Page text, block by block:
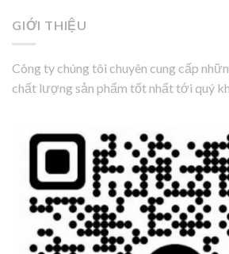
GIỚI THIỆU
Công ty chúng tôi chuyên cung cấp
chất lượng sản phẩm tốt nhất tới quý